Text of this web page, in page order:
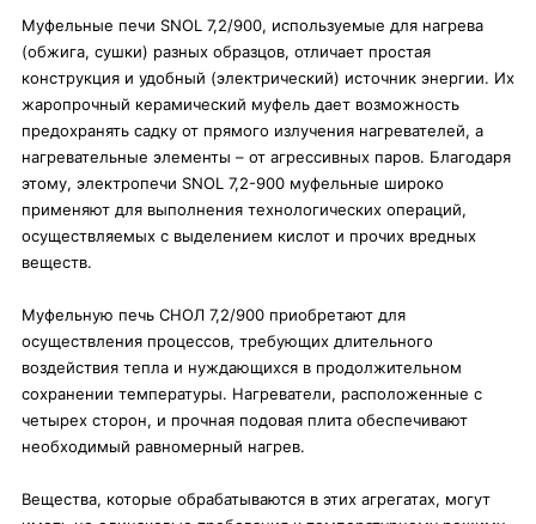
Муфельные печи SNOL 7,2/900, используемые для нагрева
(обжига, сушки) разных образцов, отличает простая
конструкция и удобный (электрический) источник энергии. Их
жаропрочный керамический муфель дает возможность
предохранять садку от прямого излучения нагревателей, а
нагревательные элементы – от агрессивных паров. Благодаря
этому, электропечи SNOL 7,2-900 муфельные широко
применяют для выполнения технологических операций,
осуществляемых с выделением кислот и прочих вредных
веществ.
Муфельную печь СНОЛ 7,2/900 приобретают для
осуществления процессов, требующих длительного
воздействия тепла и нуждающихся в продолжительном
сохранении температуры. Нагреватели, расположенные с
четырех сторон, и прочная подовая плита обеспечивают
необходимый равномерный нагрев.
Вещества, которые обрабатываются в этих агрегатах, могут